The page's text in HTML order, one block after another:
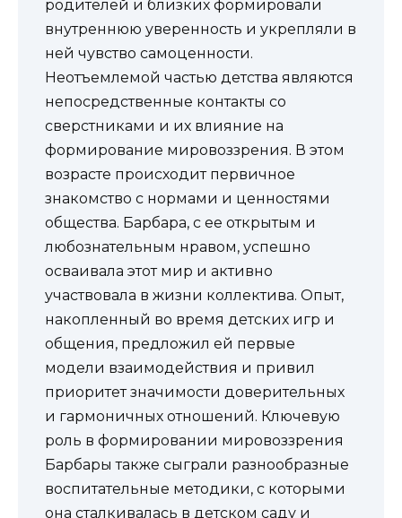
родителей и близких формировали
внутреннюю уверенность и укрепляли в
ней чувство самоценности.
Неотъемлемой частью детства являются
непосредственные контакты со
сверстниками и их влияние на
формирование мировоззрения. В этом
возрасте происходит первичное
знакомство с нормами и ценностями
общества. Барбара, с ее открытым и
любознательным нравом, успешно
осваивала этот мир и активно
участвовала в жизни коллектива. Опыт,
накопленный во время детских игр и
общения, предложил ей первые
модели взаимодействия и привил
приоритет значимости доверительных
и гармоничных отношений. Ключевую
роль в формировании мировоззрения
Барбары также сыграли разнообразные
воспитательные методики, с которыми
она сталкивалась в детском саду и